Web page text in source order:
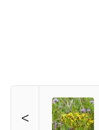
<